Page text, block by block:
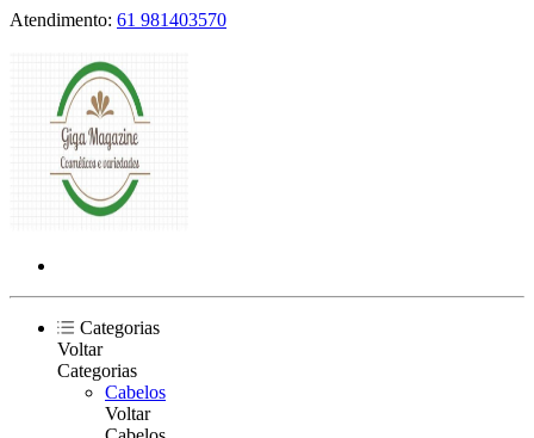
Atendimento: 61 981403570
Categorias
Voltar
Categorias
Cabelos
Voltar